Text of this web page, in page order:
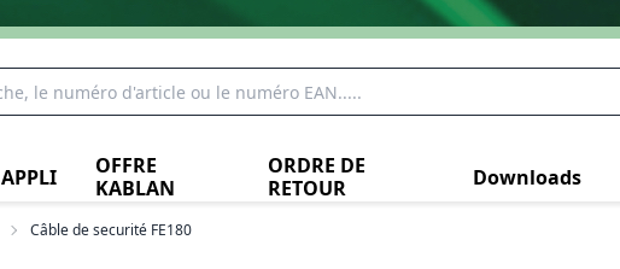
APPLI
OFFRE
KABLAN
ORDRE DE
RETOUR
Downloads
Câble de securité FE180